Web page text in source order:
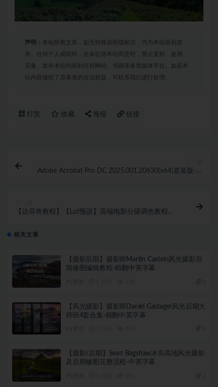
声明： 本站所有文章，如无特殊说明或标注，均为本站原创发
布。任何个人或组织，在未征得本站同意时，禁止复制、盗用、
采集、发布本站内容到任何网站、书籍等各类媒体平台。如若本
站内容侵犯了原著者的合法权益，可联系我们进行处理。
打赏 收藏 海报 链接
Adobe Acrobat Pro DC 2025.001.20630(x64)直装版-无
【达芬奇教程】【Lut预设】高端电影分级调色教程
相关文章
【摄影后期】摄影师Martin Castein风光摄影后
期修图编辑教程-精翻中英字幕
【风光摄影】摄影师Daniel Gastager风光后期大
师班4套合集-精翻中英字幕
【摄影/后期】Sean Bagshaw冰岛高地风光摄影
及后期修图完整流程-中英字幕